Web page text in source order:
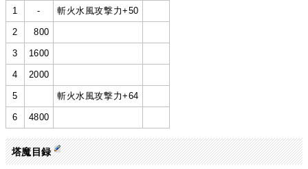
1 - 斬火水風攻撃力+50
2 800
3 1600
4 2000
5 斬火水風攻撃力+64
6 4800
塔魔目録